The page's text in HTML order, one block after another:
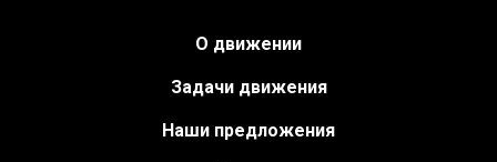
О движении
Задачи движения
Наши предложения